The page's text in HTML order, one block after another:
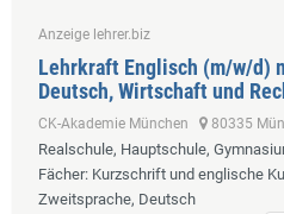
Anzeige lehrer.biz
Lehrkraft Englisch (m/w/d)
Deutsch, Wirtschaft und
CK-Akademie München 80335
Realschule, Hauptschule,
Fächer: Kurzschrift und englische
Zweitsprache, Deutsch